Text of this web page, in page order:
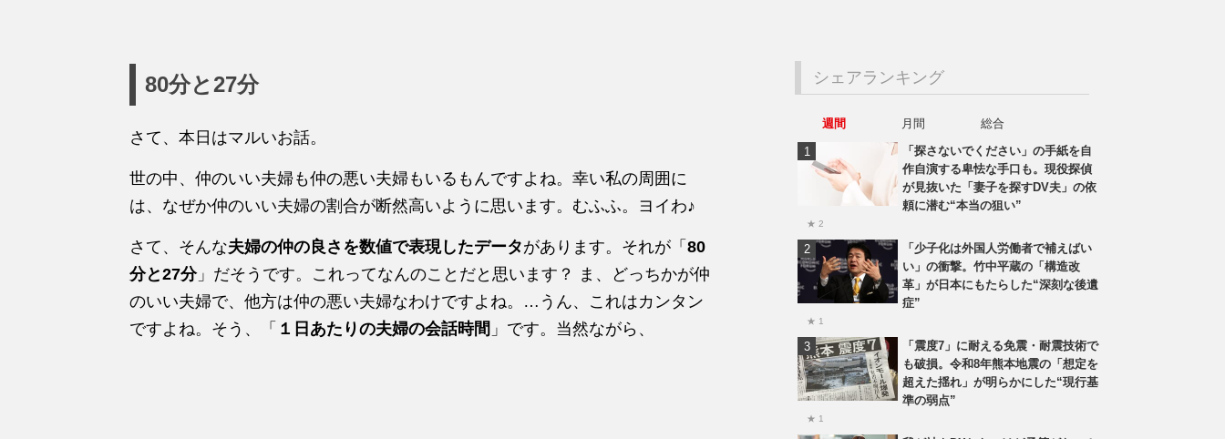
80分と27分
さて、本日はマルいお話。
世の中、仲のいい夫婦も仲の悪い夫婦もいるもんですよね。幸い私の周囲に
は、なぜか仲のいい夫婦の割合が断然高いように思います。むふふ。ヨイわ♪
さて、そんな夫婦の仲の良さを数値で表現したデータがあります。それが「 80
分と27分」だそうです。これってなんのことだと思います？ ま、どっちかが仲
のいい夫婦で、他方は仲の悪い夫婦なわけですよね。…うん、これはカンタン
ですよね。そう、「 １日あたりの夫婦の会話時間 」です。当然ながら、
シェアランキング
週間 月間
総合
「探さないでください」の手紙を自
作自演する卑怯な手口も。現役探偵
が見抜いた「妻子を探すDV夫」の依
頼に潜む“本当の狙い”
★ 2
「少子化は外国人労働者で補えばい
い」の衝撃。竹中平蔵の「構造改
革」が日本にもたらした“深刻な後遺
症”
★ 1
「震度7」に耐える免震・耐震技術で
も破損。令和8年熊本地震の「想定を
超えた揺れ」が明らかにした“現行基
準の弱点”
★ 1